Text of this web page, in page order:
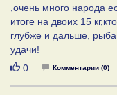
,очень много народа
итоге на двоих 15
глубже и дальше,
удачи!
Нравится
0 Комментарии (0)